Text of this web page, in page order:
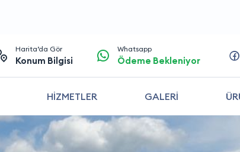
Harita’da Gör
Konum Bilgisi
Whatsapp
Ödeme Bekleniyor
HİZMETLER GALERİ